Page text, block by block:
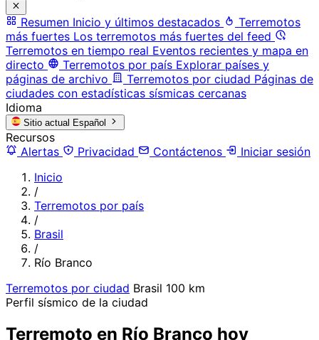
Resumen Inicio y últimos destacados
Terremotos
más fuertes Los terremotos más fuertes del feed
Terremotos en tiempo real Eventos recientes y mapa en
directo
Terremotos por país Explorar países y
páginas de archivo
Terremotos por ciudad Páginas de
ciudades con estadísticas sísmicas cercanas
Idioma
Sitio actual Español
Recursos
Alertas
Privacidad Contáctenos
Iniciar sesión
Inicio
/
Terremotos por país
/
Brasil
/
Río Branco
Terremotos por ciudad Brasil 100 km
Perfil sísmico de la ciudad
Terremoto en Río Branco hoy